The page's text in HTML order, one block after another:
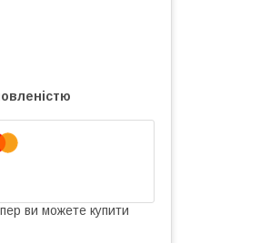
ви можете купити